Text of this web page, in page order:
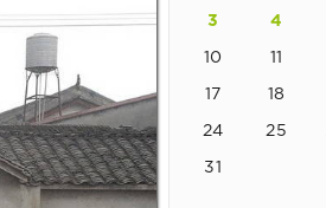
3 4
10 11
17 18
24 25
31